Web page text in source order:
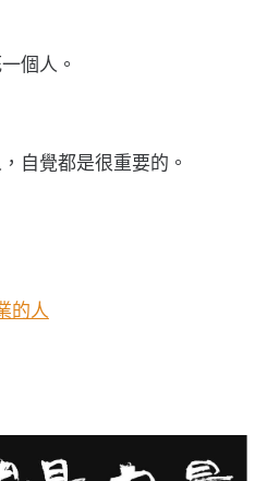
個人。
自覺都是很重要的。
的人